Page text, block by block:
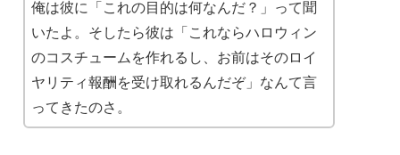
俺は彼に「これの目的は何なんだ？」って聞
いたよ。そしたら彼は「これならハロウィン
のコスチュームを作れるし、お前はそのロイ
ヤリティ報酬を受け取れるんだぞ」なんて言
ってきたのさ。